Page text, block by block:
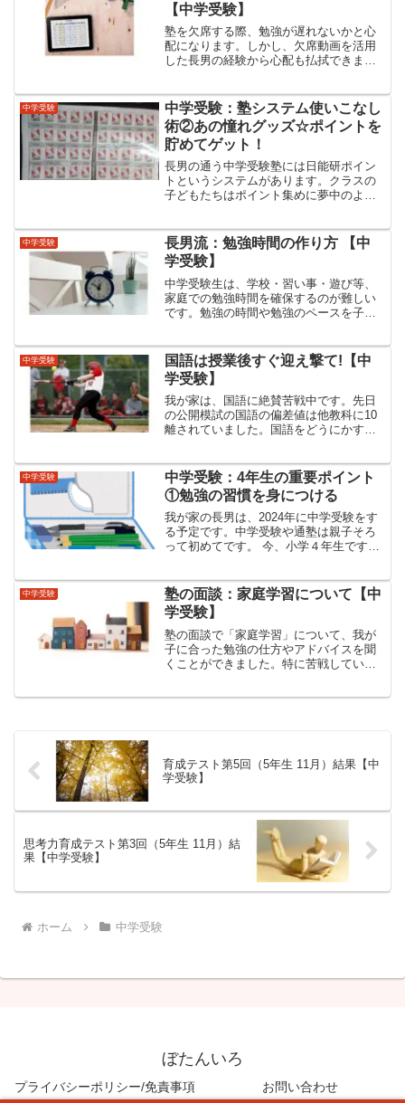
【中学受験】
塾を欠席する際、勉強が遅れないかと心
配になります。しかし、欠席動画を活用
した長男の経験から心配も払拭できまし
中学受験
中学受験：塾システム使いこなし
術②あの憧れグッズ☆ポイントを
貯めてゲット！
長男の通う中学受験塾には日能研ポイン
トというシステムがあります。クラスの
子どもたちはポイント集めに夢中のよう
能研ポイントとは、簡単に言うと自分の
頑張りがポイントとして蓄...
中学受験
長男流：勉強時間の作り方 【中
学受験】
中学受験生は、学校・習い事・遊び等、
家庭での勉強時間を確保するのが難しい
です。勉強の時間や勉強のペースを子ど
中学受験
国語は授業後すぐ迎え撃て!【中
学受験】
我が家は、国語に絶賛苦戦中です。先日
の公開模試の国語の偏差値は他教科に10
離されていました。国語をどうにかすべ
べるようにしています。
中学受験
中学受験：4年生の重要ポイント
①勉強の習慣を身につける
我が家の長男は、2024年に中学受験をす
る予定です。中学受験や通塾は親子そろ
って初めてです。 今、小学４年生ですが
生の在籍クラスの発表がありました。先
日、通知をいた...
中学受験
塾の面談：家庭学習について【中
学受験】
塾の面談で「家庭学習」について、我が
子に合った勉強の仕方やアドバイスを聞
くことができました。特に苦戦している
育成テスト第5回（5年生 11月）結果【中
学受験】
思考力育成テスト第3回（5年生 11月）結
果【中学受験】
ホーム 中学受験
ぼたんいろ
プライバシーポリシー/免責事項 お問い合わせ